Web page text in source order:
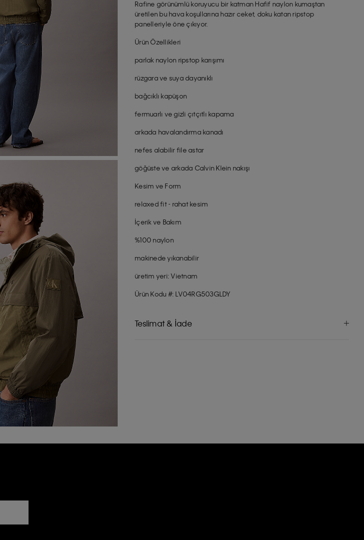
Rafine görünümlü koruyucu bir katman Hafif naylon kumaştan
üretilen bu hava koşullarına hazır ceket, doku katan ripstop
panelleriyle öne çıkıyor.
Ürün Özellikleri
parlak naylon ripstop karışımı
rüzgara ve suya dayanıklı
bağcıklı kapüşon
fermuarlı ve gizli çıtçıtlı kapama
arkada havalandırma kanadı
nefes alabilir file astar
göğüste ve arkada Calvin Klein nakışı
Kesim ve Form
relaxed fit - rahat kesim
İçerik ve Bakım
%100 naylon
makinede yıkanabilir
üretim yeri: Vietnam
Ürün Kodu #: LV04RG503GLDY
Teslimat & İade